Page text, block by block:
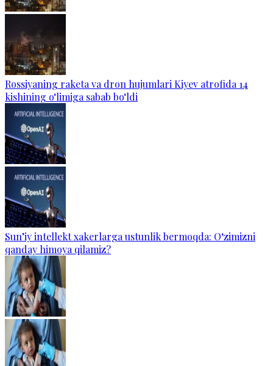
Rossiyaning raketa va dron hujumlari Kiyev atrofida 14
kishining o‘limiga sabab bo‘ldi
Sun’iy intellekt xakerlarga ustunlik bermoqda: O‘zimizni
qanday himoya qilamiz?